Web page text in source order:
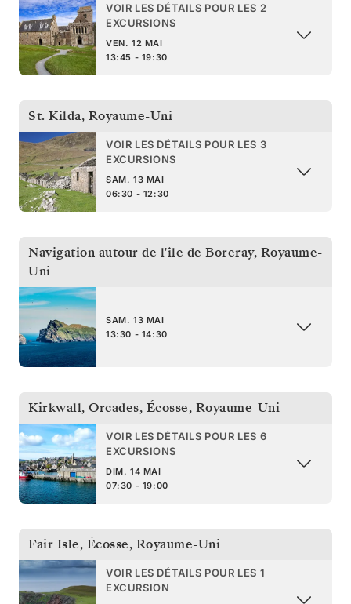
VOIR LES DÉTAILS POUR LES 2
EXCURSIONS
VEN. 12 MAI
13:45 - 19:30
St. Kilda, Royaume-Uni
VOIR LES DÉTAILS POUR LES 3
EXCURSIONS
SAM. 13 MAI
06:30 - 12:30
Navigation autour de l'île de Boreray, Royaume-
Uni
SAM. 13 MAI
13:30 - 14:30
Kirkwall, Orcades, Écosse, Royaume-Uni
VOIR LES DÉTAILS POUR LES 6
EXCURSIONS
DIM. 14 MAI
07:30 - 19:00
Fair Isle, Écosse, Royaume-Uni
VOIR LES DÉTAILS POUR LES 1
EXCURSION